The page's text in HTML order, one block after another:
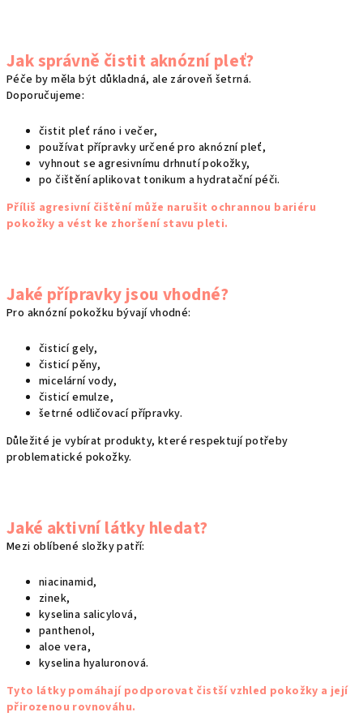
i
s
Jak správně čistit aknózní pleť?
Péče by měla být důkladná, ale zároveň šetrná.
Doporučujeme:
čistit pleť ráno i večer,
používat přípravky určené pro aknózní pleť,
vyhnout se agresivnímu drhnutí pokožky,
po čištění aplikovat tonikum a hydratační péči.
Příliš agresivní čištění může narušit ochrannou bariéru
pokožky a vést ke zhoršení stavu pleti.
Jaké přípravky jsou vhodné?
Pro aknózní pokožku bývají vhodné:
čisticí gely,
čisticí pěny,
micelární vody,
čisticí emulze,
šetrné odličovací přípravky.
Důležité je vybírat produkty, které respektují potřeby
problematické pokožky.
Jaké aktivní látky hledat?
Mezi oblíbené složky patří:
niacinamid,
zinek,
kyselina salicylová,
panthenol,
aloe vera,
kyselina hyaluronová.
Tyto látky pomáhají podporovat čistší vzhled pokožky a její
přirozenou rovnováhu.